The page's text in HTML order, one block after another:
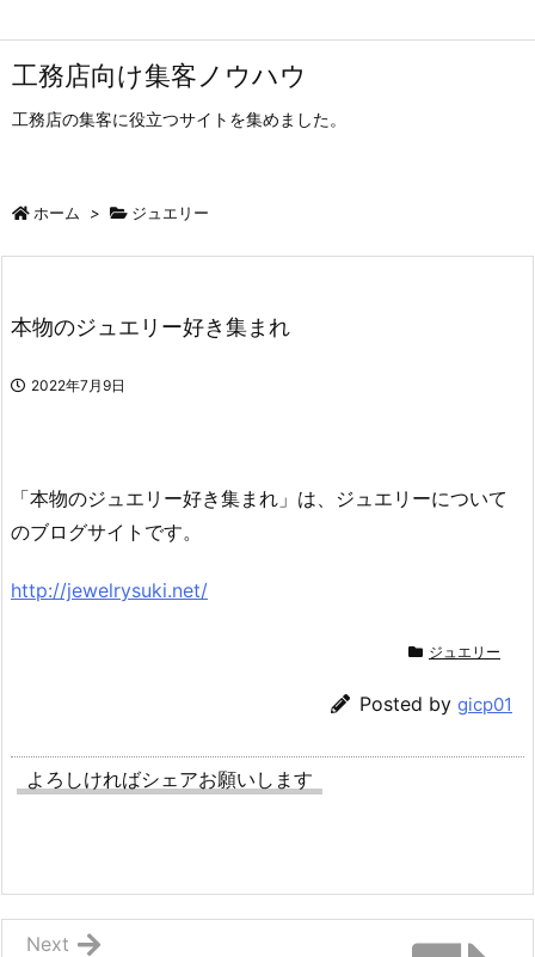
工務店向け集客ノウハウ
工務店の集客に役立つサイトを集めました。
ホーム > ジュエリー
本物のジュエリー好き集まれ
2022年7月9日
「本物のジュエリー好き集まれ」は、ジュエリーについて
のブログサイトです。
http://jewelrysuki.net/
ジュエリー
Posted by gicp01
よろしければシェアお願いします
Next